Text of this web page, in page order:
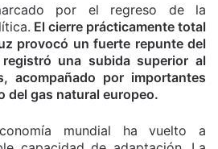
por el regreso de la
El cierre prácticamente total
provocó un fuerte repunte del
una subida superior al
acompañado por importantes
del gas natural europeo.
mundial ha vuelto a